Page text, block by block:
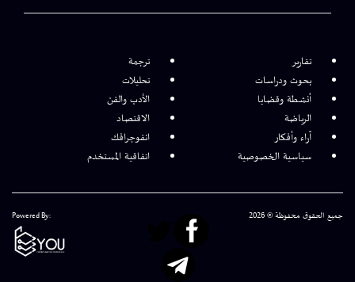
تقارير
ترجمة
بحوث ودراسات
تحليلات
أنشطة وقضايا
الأدب والفن
الرياضة
الاقتصاد
آراء وأفكار
انفوجرافك
سياسية الخصوصية
اتفاقية المستخدم
جميع الحقوق محفوظة © 2026 Powered By: